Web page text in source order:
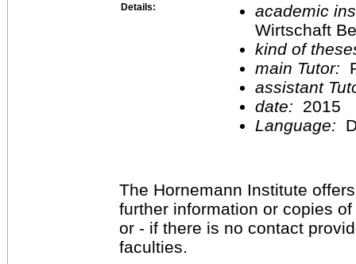
Details:
academic
Wirtschaft
kind of
main Tutor:
assistant
date:
2015
Language:
The Hornemann Institute
further information or copies
or - if there is no contact
faculties.